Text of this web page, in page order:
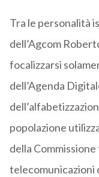
Tra le personalità
dell’Agcom
focalizzarsi
dell’Agenda
popolazione
della
telecomunicazioni